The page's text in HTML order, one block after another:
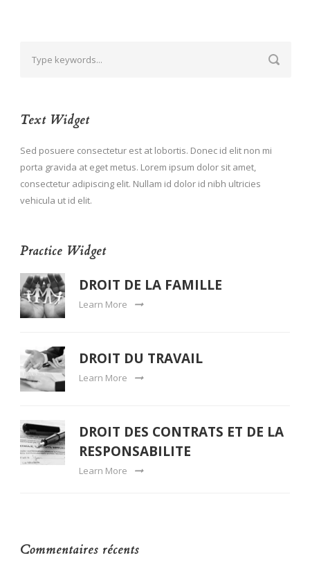
Text Widget
Sed posuere consectetur est at lobortis. Donec id elit non mi
porta gravida at eget metus. Lorem ipsum dolor sit amet,
consectetur adipiscing elit. Nullam id dolor id nibh ultricies
vehicula ut id elit.
Practice Widget
DROIT DE LA FAMILLE
Learn More
DROIT DU TRAVAIL
Learn More
DROIT DES CONTRATS ET DE LA
RESPONSABILITE
Learn More
Commentaires récents